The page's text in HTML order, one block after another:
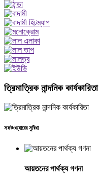
ত্রিমাত্রিক নান্দনিক কার্যকারিতা
সফটওয়্যারের সুবিধা
আয়তনের পার্থক্য গণনা